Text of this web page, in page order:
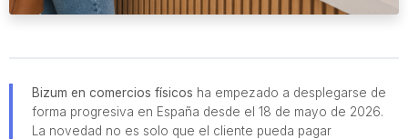
Bizum en comercios físicos ha empezado a desplegarse de
forma progresiva en España desde el 18 de mayo de 2026.
La novedad no es solo que el cliente pueda pagar